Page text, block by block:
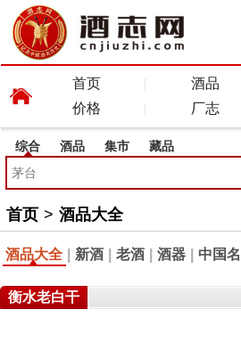
首页 酒品
价格
厂志
综合 酒品 集市 藏品
首页 > 酒品大全
酒品大全 新酒 老酒 酒器 中国
衡水老白干